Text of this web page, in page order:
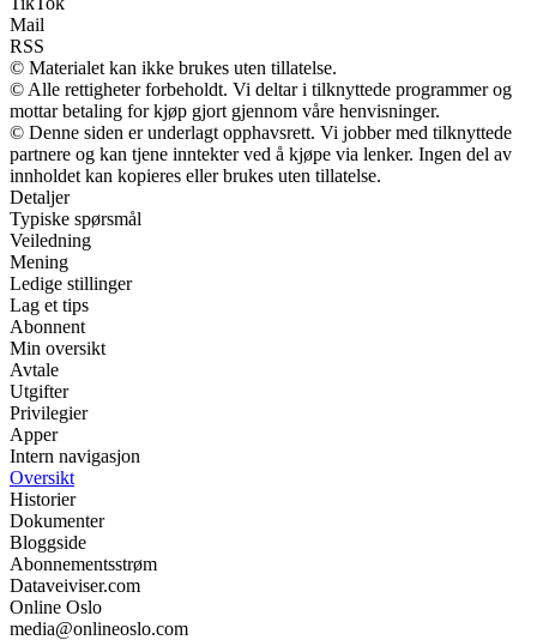
Mail
RSS
© Materialet kan ikke brukes uten tillatelse.
© Alle rettigheter forbeholdt. Vi deltar i tilknyttede programmer og
mottar betaling for kjøp gjort gjennom våre henvisninger.
© Denne siden er underlagt opphavsrett. Vi jobber med tilknyttede
partnere og kan tjene inntekter ved å kjøpe via lenker. Ingen del av
innholdet kan kopieres eller brukes uten tillatelse.
Detaljer
Typiske spørsmål
Veiledning
Mening
Ledige stillinger
Lag et tips
Abonnent
Min oversikt
Avtale
Utgifter
Privilegier
Apper
Intern navigasjon
Oversikt
Historier
Dokumenter
Bloggside
Abonnementsstrøm
Dataveiviser.com
Online Oslo
media@onlineoslo.com